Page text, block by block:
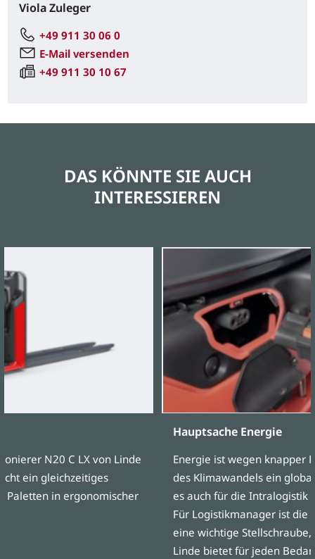
Viola Zuleger
+49 911 30 06 0
E-Mail versenden
+49 911 30 10 67
DAS KÖNNTE SIE AUCH
INTERESSIEREN
N20 C LX von Linde
ein gleichzeitiges
Paletten in ergonomischer
Hauptsache Energie
Energie ist wegen knapper
des Klimawandels ein
es auch für die Intralogistik
Für Logistikmanager ist die
eine wichtige
Linde bietet für jeden